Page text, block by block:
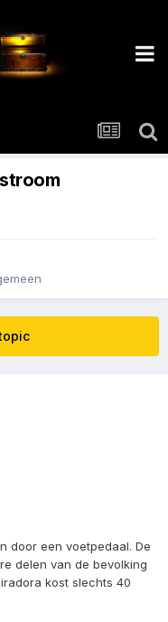
door een voetpedaal. De
delen van de bevolking
kost slechts 40